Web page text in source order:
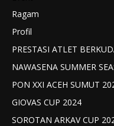
Ragam
Profil
PRESTASI ATLET
NAWASENA SUMMER
PON XXI ACEH SUMUT
GIOVAS CUP 2024
SOROTAN ARKAV CUP